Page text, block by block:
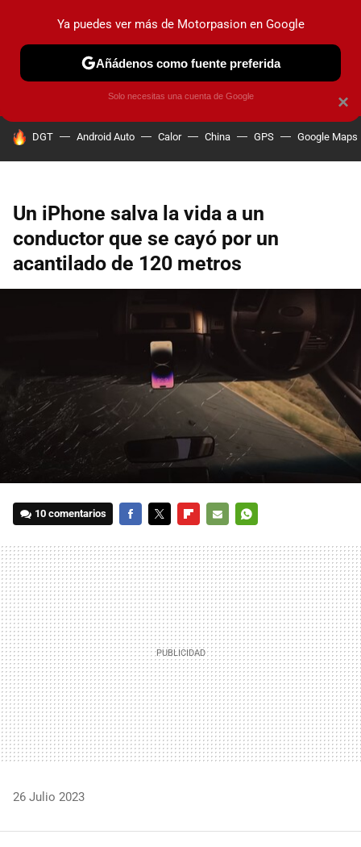
PRUEBAS COCHES ELÉCTRICOS OBSERVATORIO
HOY SE HABLA DE
DGT Android Auto Calor China GPS Google Maps
Un iPhone salva la vida a un
conductor que se cayó por un
acantilado de 120 metros
10 comentarios
MAIL
26 Julio 2023
×
Ya puedes ver más de Motorpasion en Google
Añádenos como fuente preferida
Solo necesitas una cuenta de Google